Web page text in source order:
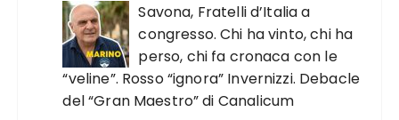
Savona, Fratelli d’Italia a
congresso. Chi ha vinto, chi ha
perso, chi fa cronaca con le
“veline”. Rosso “ignora” Invernizzi. Debacle
del “Gran Maestro” di Canalicum